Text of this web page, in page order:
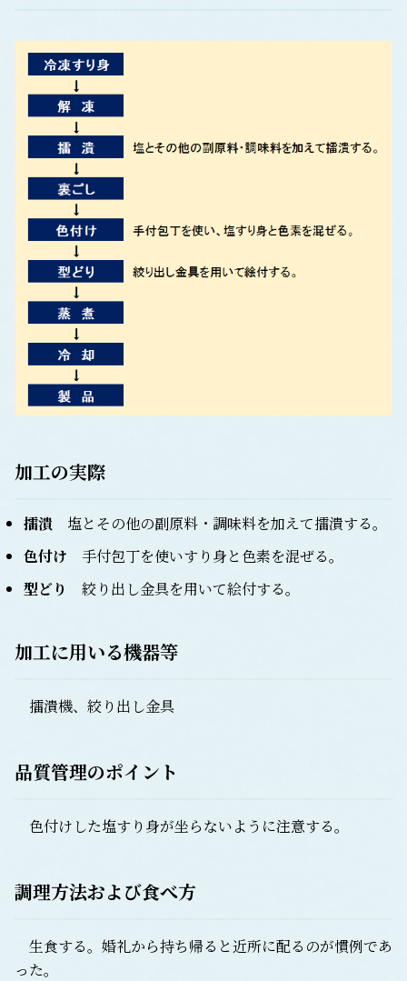
加工の実際
擂潰 塩とその他の副原料・調味料を加えて擂潰する。
色付け 手付包丁を使いすり身と色素を混ぜる。
型どり
絞り出し金具を用いて絵付する。
加工に用いる機器等
擂潰機、絞り出し金具
品質管理のポイント
色付けした塩すり身が坐らないように注意する。
調理方法および食べ方
生食する。婚礼から持ち帰ると近所に配るのが慣例であ
った。